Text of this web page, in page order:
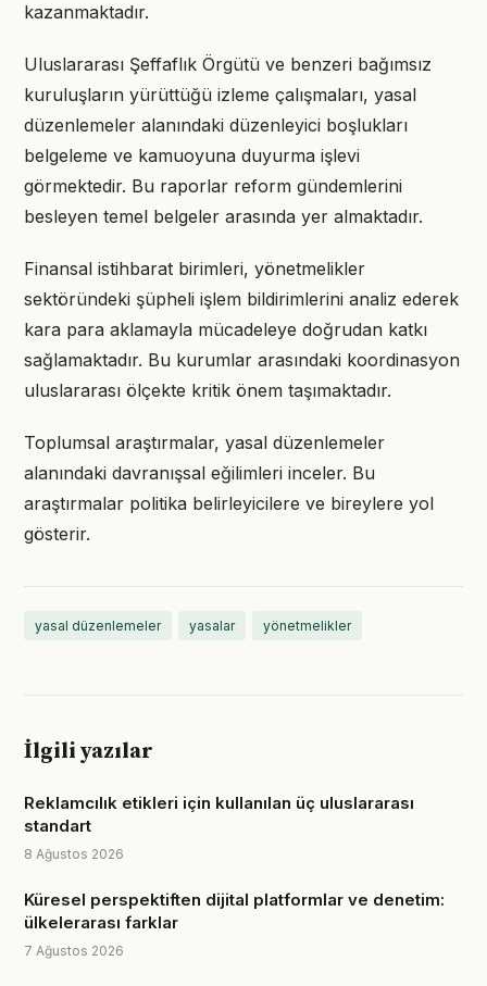
kazanmaktadır.
Uluslararası Şeffaflık Örgütü ve benzeri bağımsız
kuruluşların yürüttüğü izleme çalışmaları, yasal
düzenlemeler alanındaki düzenleyici boşlukları
belgeleme ve kamuoyuna duyurma işlevi
görmektedir. Bu raporlar reform gündemlerini
besleyen temel belgeler arasında yer almaktadır.
Finansal istihbarat birimleri, yönetmelikler
sektöründeki şüpheli işlem bildirimlerini analiz ederek
kara para aklamayla mücadeleye doğrudan katkı
sağlamaktadır. Bu kurumlar arasındaki koordinasyon
uluslararası ölçekte kritik önem taşımaktadır.
Toplumsal araştırmalar, yasal düzenlemeler
alanındaki davranışsal eğilimleri inceler. Bu
araştırmalar politika belirleyicilere ve bireylere yol
gösterir.
yasal düzenlemeler yasalar yönetmelikler
İlgili yazılar
Reklamcılık etikleri için kullanılan üç uluslararası
standart
8 Ağustos 2026
Küresel perspektiften dijital platformlar ve denetim:
ülkelerarası farklar
7 Ağustos 2026